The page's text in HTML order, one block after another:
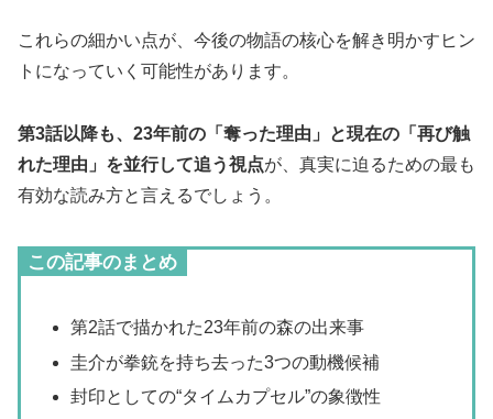
これらの細かい点が、今後の物語の核心を解き明かすヒン
トになっていく可能性があります。
第3話以降も、23年前の「奪った理由」と現在の「再び触
れた理由」を並行して追う視点が、真実に迫るための最も
有効な読み方と言えるでしょう。
この記事のまとめ
第2話で描かれた23年前の森の出来事
圭介が拳銃を持ち去った3つの動機候補
封印としての“タイムカプセル”の象徴性